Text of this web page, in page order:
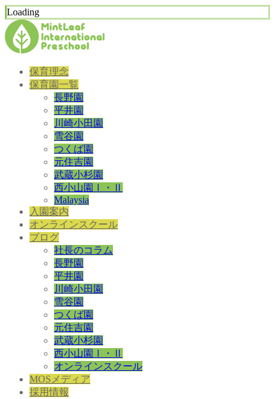
Loading
保育理念
保育園一覧
長野園
平井園
川崎小田園
雪谷園
つくば園
元住吉園
武蔵小杉園
西小山園Ⅰ・Ⅱ
Malaysia
入園案内
オンラインスクール
ブログ
社長のコラム
長野園
平井園
川崎小田園
雪谷園
つくば園
元住吉園
武蔵小杉園
西小山園Ⅰ・Ⅱ
オンラインスクール
MOSメディア
採用情報